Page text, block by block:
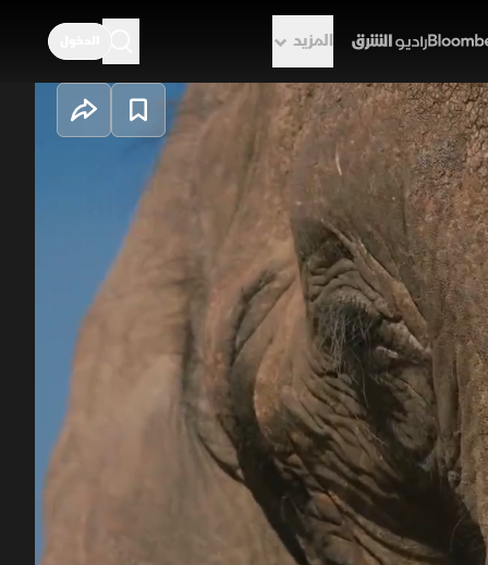
المزيد
تبدأ بغراب يظهر ميلاً للعب
إلى أسد ضخم في بوتسوانا يكوّن